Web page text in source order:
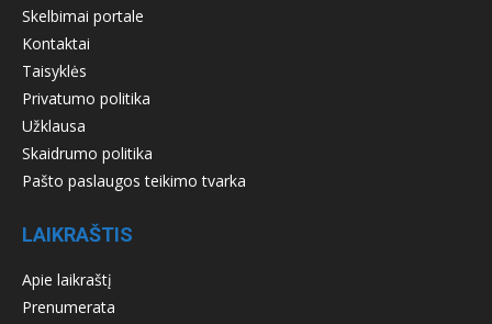
Skelbimai portale
Kontaktai
Taisyklės
Privatumo politika
Užklausa
Skaidrumo politika
Pašto paslaugos teikimo tvarka
LAIKRAŠTIS
Apie laikraštį
Prenumerata